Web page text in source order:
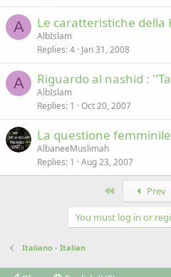
A Le caratteristiche della
AlbIslam
Replies 4 Jan 31, 2008
A Riguardo al nashid :
AlbIslam
Replies 1 Oct 20, 2007
La questione femminile
AlbaneeMuslimah
Replies 1 Aug 23, 2007
Prev
You must log in or
Italiano - Italian